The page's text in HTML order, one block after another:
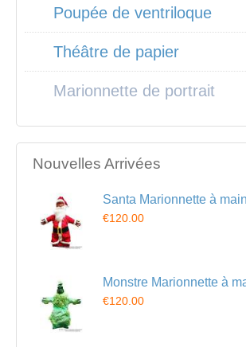
Poupée de ventriloque
Théâtre de papier
Marionnette de portrait
Nouvelles Arrivées
Santa Marionnette à main
€120.00
Monstre Marionnette à
€120.00